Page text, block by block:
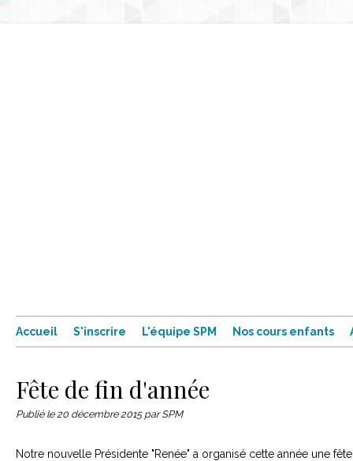
Accueil S'inscrire L'équipe SPM Nos cours enfants
Fête de fin d'année
Publié le20 décembre 2015 par SPM
Notre nouvelle Présidente "Renée" a organisé cette année une